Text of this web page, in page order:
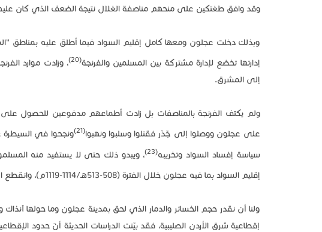
وقد وافق طغتكين على منحهم مناصفة الغلال نتيجة الضعف الذي كان
وبذلك دخلت عجلون ومعها كامل إقليم السواد فيما أطلق عليه بمناطق
إدارتها تخضع لإدارة مشتركة بين المسلمين والفرنجة(20)
، وزادت موارد
إلى المشرق.
على عجلون ووصلوا إلى جّدْر فقتلوا وسلبوا ونهبوا(21) ونجحوا في
سياسة إفساد السواد وتخريبه(23) ، ويبدو ذلك حتى لا يستفيد منه
إقليم السواد بما فيه عجلون خلال الفترة (508-513هـ/1114-1119م)، وانقطع الدرب الشامي من السلوك لسيطرة الفرنجة عليه
ولنا أن نقدر حجم الخسائر والدمار الذي لحق بمدينة عجلون وما حولها
إقطاعية شرق الأردن الصليبية، فقد بيّنت الدراسات الحديثة أنّ حدود